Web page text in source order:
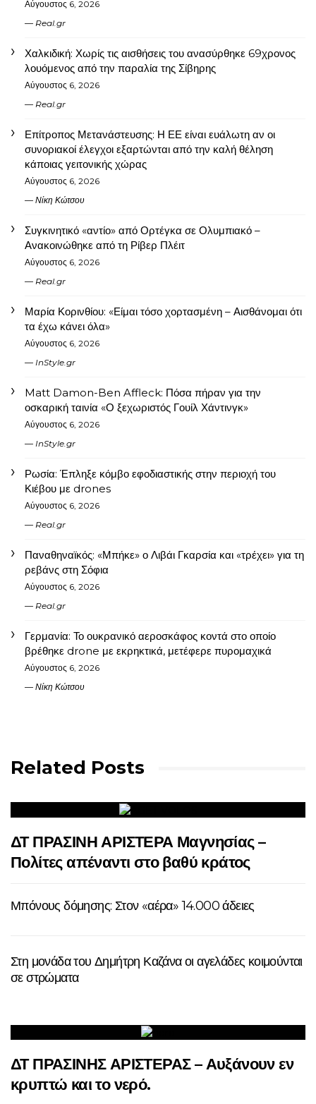
Αύγουστος 6, 2026
Real.gr
Χαλκιδική: Χωρίς τις αισθήσεις του ανασύρθηκε 69χρονος
λουόμενος από την παραλία της Σίβηρης
Αύγουστος 6, 2026
Real.gr
Επίτροπος Μετανάστευσης: Η ΕΕ είναι ευάλωτη αν οι
συνοριακοί έλεγχοι εξαρτώνται από την καλή θέληση
κάποιας γειτονικής χώρας
Αύγουστος 6, 2026
Νίκη Κώτσου
Συγκινητικό «αντίο» από Ορτέγκα σε Ολυμπιακό –
Ανακοινώθηκε από τη Ρίβερ Πλέιτ
Αύγουστος 6, 2026
Real.gr
Μαρία Κορινθίου: «Είμαι τόσο χορτασμένη – Αισθάνομαι ότι
τα έχω κάνει όλα»
Αύγουστος 6, 2026
InStyle.gr
Matt Damon-Ben Affleck: Πόσα πήραν για την
οσκαρική ταινία «Ο ξεχωριστός Γουίλ Χάντινγκ»
Αύγουστος 6, 2026
InStyle.gr
Ρωσία: Έπληξε κόμβο εφοδιαστικής στην περιοχή του
Κιέβου με drones
Αύγουστος 6, 2026
Real.gr
Παναθηναϊκός: «Μπήκε» ο Λιβάι Γκαρσία και «τρέχει» για τη
ρεβάνς στη Σόφια
Αύγουστος 6, 2026
Real.gr
Γερμανία: Το ουκρανικό αεροσκάφος κοντά στο οποίο
βρέθηκε drone με εκρηκτικά, μετέφερε πυρομαχικά
Αύγουστος 6, 2026
Νίκη Κώτσου
Related Posts
ΔΤ ΠΡΑΣΙΝΗ ΑΡΙΣΤΕΡΑ Μαγνησίας –
Πολίτες απέναντι στο βαθύ κράτος
Μπόνους δόμησης: Στον «αέρα» 14.000 άδειες
Στη μονάδα του Δημήτρη Καζάνα οι αγελάδες κοιμούνται
σε στρώματα
ΔΤ ΠΡΑΣΙΝΗΣ ΑΡΙΣΤΕΡΑΣ – Αυξάνουν εν
κρυπτώ και το νερό.